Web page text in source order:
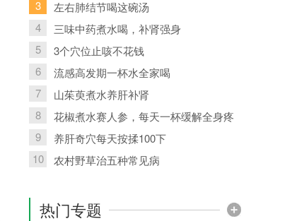
3
左右肺结节喝这碗汤
4
三味中药煮水喝，补肾强身
5
3个穴位止咳不花钱
6
流感高发期一杯水全家喝
7
山茱萸煮水养肝补肾
8
花椒煮水赛人参，每天一杯缓解全身疼
痛
9
养肝奇穴每天按揉100下
10
农村野草治五种常见病
热门专题